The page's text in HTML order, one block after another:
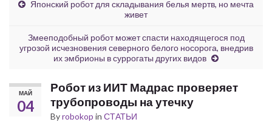
Японский робот для складывания белья мертв, но мечта
живет
Змееподобный робот может спасти находящегося под
угрозой исчезновения северного белого носорога, внедрив
их эмбрионы в суррогаты других видов
МАЙ
04
Робот из ИИТ Мадрас проверяет
трубопроводы на утечку
Byrobokop in СТАТЬИ